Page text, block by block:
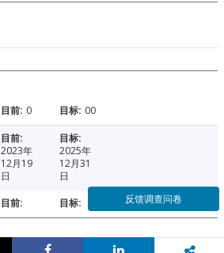
0 00
2023年
12月19
日
2025年
12月31
日
反馈调查问卷